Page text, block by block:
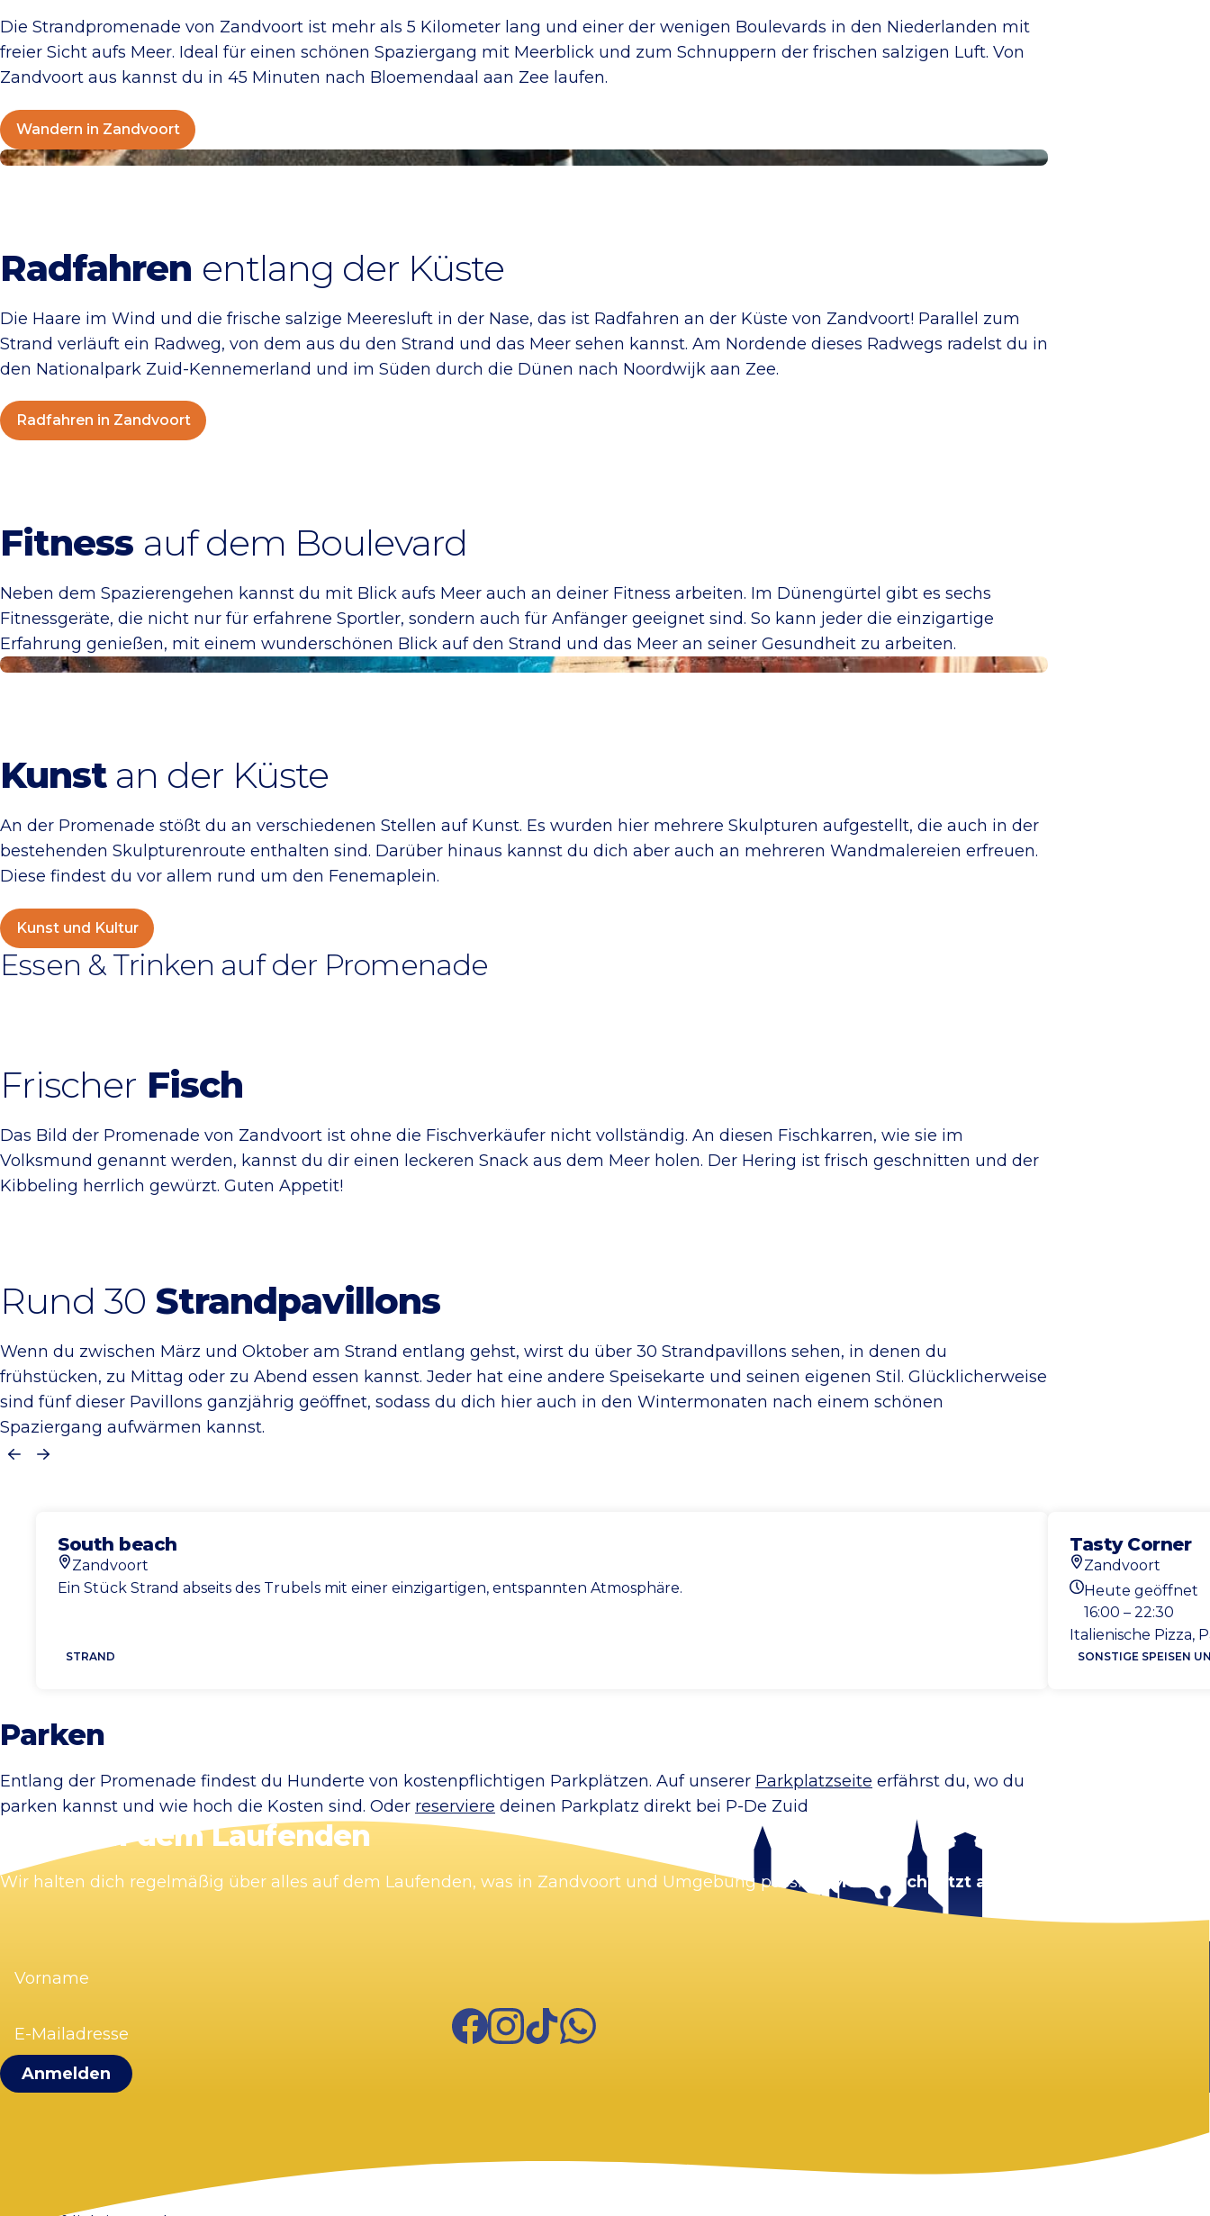
Die Strandpromenade von Zandvoort ist mehr als 5 Kilometer lang und einer der wenigen Boulevards in den Niederlanden mit
freier Sicht aufs Meer. Ideal für einen schönen Spaziergang mit Meerblick und zum Schnuppern der frischen salzigen Luft. Von
Zandvoort aus kannst du in 45 Minuten nach Bloemendaal aan Zee laufen.
Wandern in Zandvoort
Radfahren in Zandvoort
Radfahren entlang der Küste
Die Haare im Wind und die frische salzige Meeresluft in der Nase, das ist Radfahren an der Küste von Zandvoort! Parallel zum
Strand verläuft ein Radweg, von dem aus du den Strand und das Meer sehen kannst. Am Nordende dieses Radwegs radelst du in
den Nationalpark Zuid-Kennemerland und im Süden durch die Dünen nach Noordwijk aan Zee.
Radfahren in Zandvoort
Fitness auf dem Boulevard
Neben dem Spazierengehen kannst du mit Blick aufs Meer auch an deiner Fitness arbeiten. Im Dünengürtel gibt es sechs
Fitnessgeräte, die nicht nur für erfahrene Sportler, sondern auch für Anfänger geeignet sind. So kann jeder die einzigartige
Erfahrung genießen, mit einem wunderschönen Blick auf den Strand und das Meer an seiner Gesundheit zu arbeiten.
Kunst und Kultur
Kunst an der Küste
An der Promenade stößt du an verschiedenen Stellen auf Kunst. Es wurden hier mehrere Skulpturen aufgestellt, die auch in der
bestehenden Skulpturenroute enthalten sind. Darüber hinaus kannst du dich aber auch an mehreren Wandmalereien erfreuen.
Diese findest du vor allem rund um den Fenemaplein.
Kunst und Kultur
Essen & Trinken auf der Promenade
Frischer Fisch
Das Bild der Promenade von Zandvoort ist ohne die Fischverkäufer nicht vollständig. An diesen Fischkarren, wie sie im
Volksmund genannt werden, kannst du dir einen leckeren Snack aus dem Meer holen. Der Hering ist frisch geschnitten und der
Kibbeling herrlich gewürzt. Guten Appetit!
Rund 30 Strandpavillons
Wenn du zwischen März und Oktober am Strand entlang gehst, wirst du über 30 Strandpavillons sehen, in denen du
frühstücken, zu Mittag oder zu Abend essen kannst. Jeder hat eine andere Speisekarte und seinen eigenen Stil. Glücklicherweise
sind fünf dieser Pavillons ganzjährig geöffnet, sodass du dich hier auch in den Wintermonaten nach einem schönen
Spaziergang aufwärmen kannst.
Vorherige
Nächste
South beach
Standort
Zandvoort
Ein Stück Strand abseits des Trubels mit einer einzigartigen, entspannten Atmosphäre.
STRAND
Tasty Corner
Standort
Zandvoort
Heutigen
Heute geöffnet
16:00 – 22:30
Italienische Pizza,
SONSTIGE SPEISEN
Parken
Entlang der Promenade findest du Hunderte von kostenpflichtigen Parkplätzen. Auf unserer Parkplatzseite erfährst du, wo du
parken kannst und wie hoch die Kosten sind. Oder reserviere deinen Parkplatz direkt bei P-De Zuid
Bleib auf dem Laufenden
Wir halten dich regelmäßig über alles auf dem Laufenden, was in Zandvoort und Umgebung passiert. Melde dich jetzt an!
(erforderlich)
Mailadresse
FacebookInstagram
TikTokWhatsApp
Visit Zandvoort
Kontakt